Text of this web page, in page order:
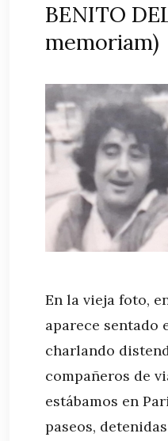
BENITO
memoriam)
En la vieja foto,
aparece sentado
charlando
compañeros de
estábamos en
paseos,